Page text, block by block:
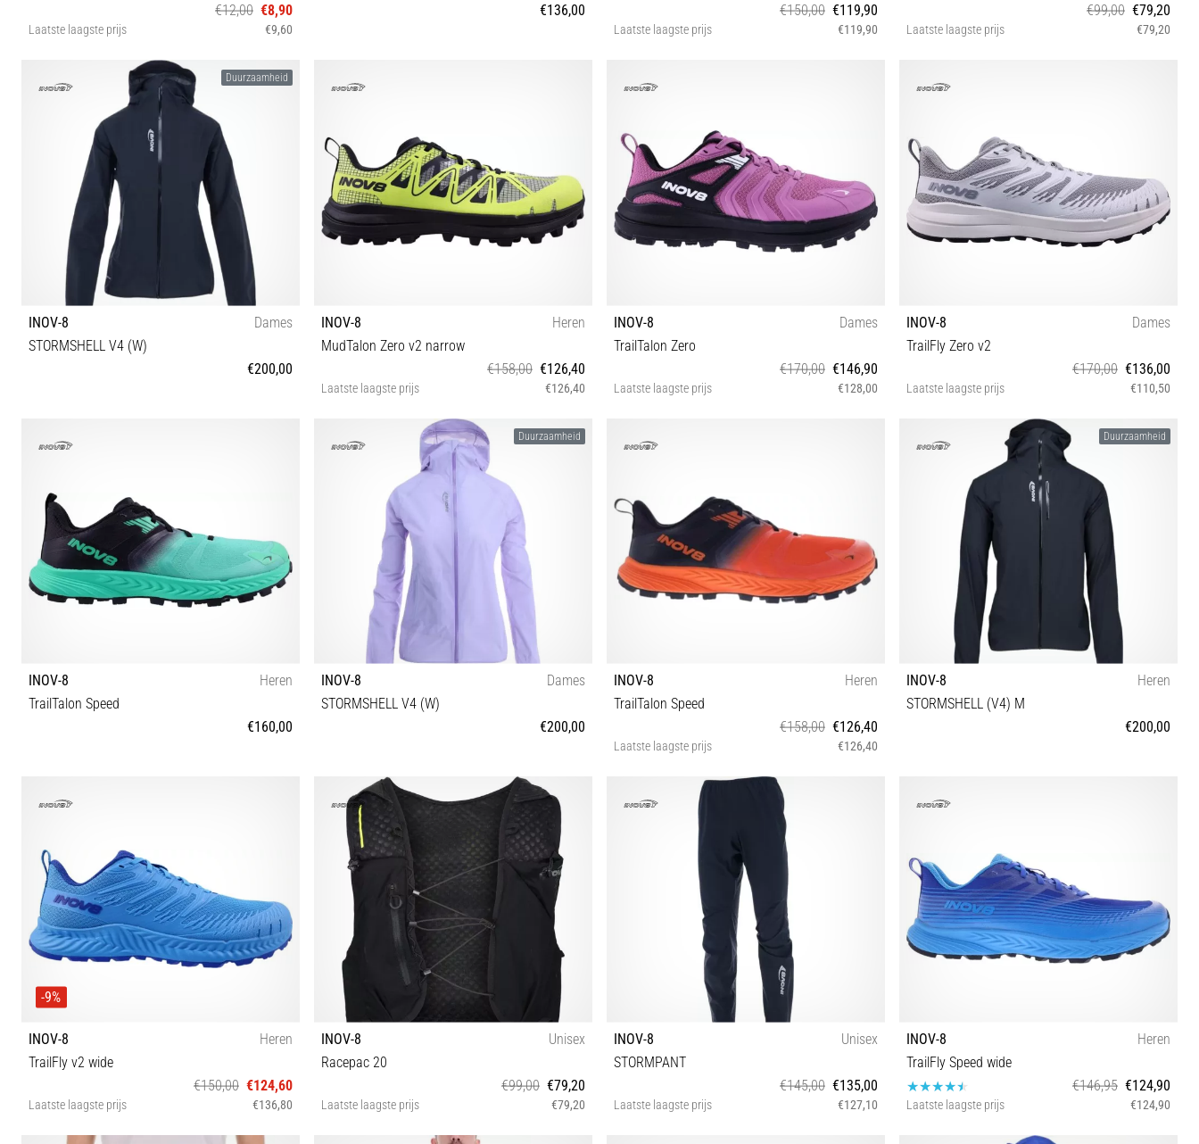
€12,00 €8,90
Laatste laagste prijs €9,60
200ml
€136,00
€150,00 €119,90
Laatste laagste prijs €119,90
€99,00 €79,20
Laatste laagste prijs €79,20
Duurzaamheid
INOV-8
Dames
STORMSHELL V4 (W)
€200,00
INOV-8
Heren
MudTalon Zero v2 narrow
€158,00 €126,40
Laatste laagste prijs €126,40
42 42½ 43 44 44½ 45 45½ 46½
INOV-8
Dames
TrailTalon Zero
€170,00 €146,90
Laatste laagste prijs €128,00
INOV-8
Dames
TrailFly Zero v2
€170,00 €136,00
Laatste laagste prijs €110,50
37 37½ 38 41½ 42½
INOV-8
Heren
TrailTalon Speed
€160,00
Duurzaamheid
INOV-8
Dames
STORMSHELL V4 (W)
€200,00
INOV-8
Heren
TrailTalon Speed
€158,00 €126,40
Laatste laagste prijs €126,40
44 44½ 45 46½
Duurzaamheid
INOV-8
Heren
STORMSHELL (V4) M
€200,00
-9%
INOV-8
Heren
TrailFly v2 wide
€150,00 €124,60
Laatste laagste prijs €136,80
INOV-8
Unisex
Racepac 20
€99,00 €79,20
Laatste laagste prijs €79,20
INOV-8
Unisex
STORMPANT
€145,00 €135,00
Laatste laagste prijs €127,10
INOV-8
Heren
TrailFly Speed wide
€146,95 €124,90
Laatste laagste prijs €124,90